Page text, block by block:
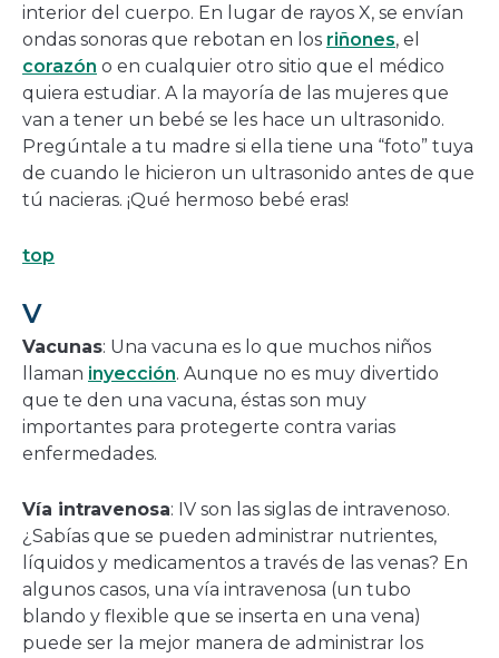
interior del cuerpo. En lugar de rayos X, se envían
ondas sonoras que rebotan en los riñones, el
corazón o en cualquier otro sitio que el médico
quiera estudiar. A la mayoría de las mujeres que
van a tener un bebé se les hace un ultrasonido.
Pregúntale a tu madre si ella tiene una “foto” tuya
de cuando le hicieron un ultrasonido antes de que
tú nacieras. ¡Qué hermoso bebé eras!
top
V
Vacunas: Una vacuna es lo que muchos niños
llaman inyección. Aunque no es muy divertido
que te den una vacuna, éstas son muy
importantes para protegerte contra varias
enfermedades.
Vía intravenosa: IV son las siglas de intravenoso.
¿Sabías que se pueden administrar nutrientes,
líquidos y medicamentos a través de las venas? En
algunos casos, una vía intravenosa (un tubo
blando y flexible que se inserta en una vena)
puede ser la mejor manera de administrar los